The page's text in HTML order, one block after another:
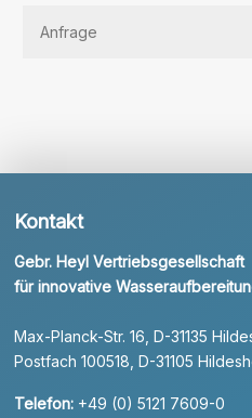
Kontakt
Gebr. Heyl Vertriebsgesellschaft
für innovative
Max-Planck-Str. 16, D-31135
Postfach 100518, D-31105
Telefon: +49 (0) 5121 7609-0